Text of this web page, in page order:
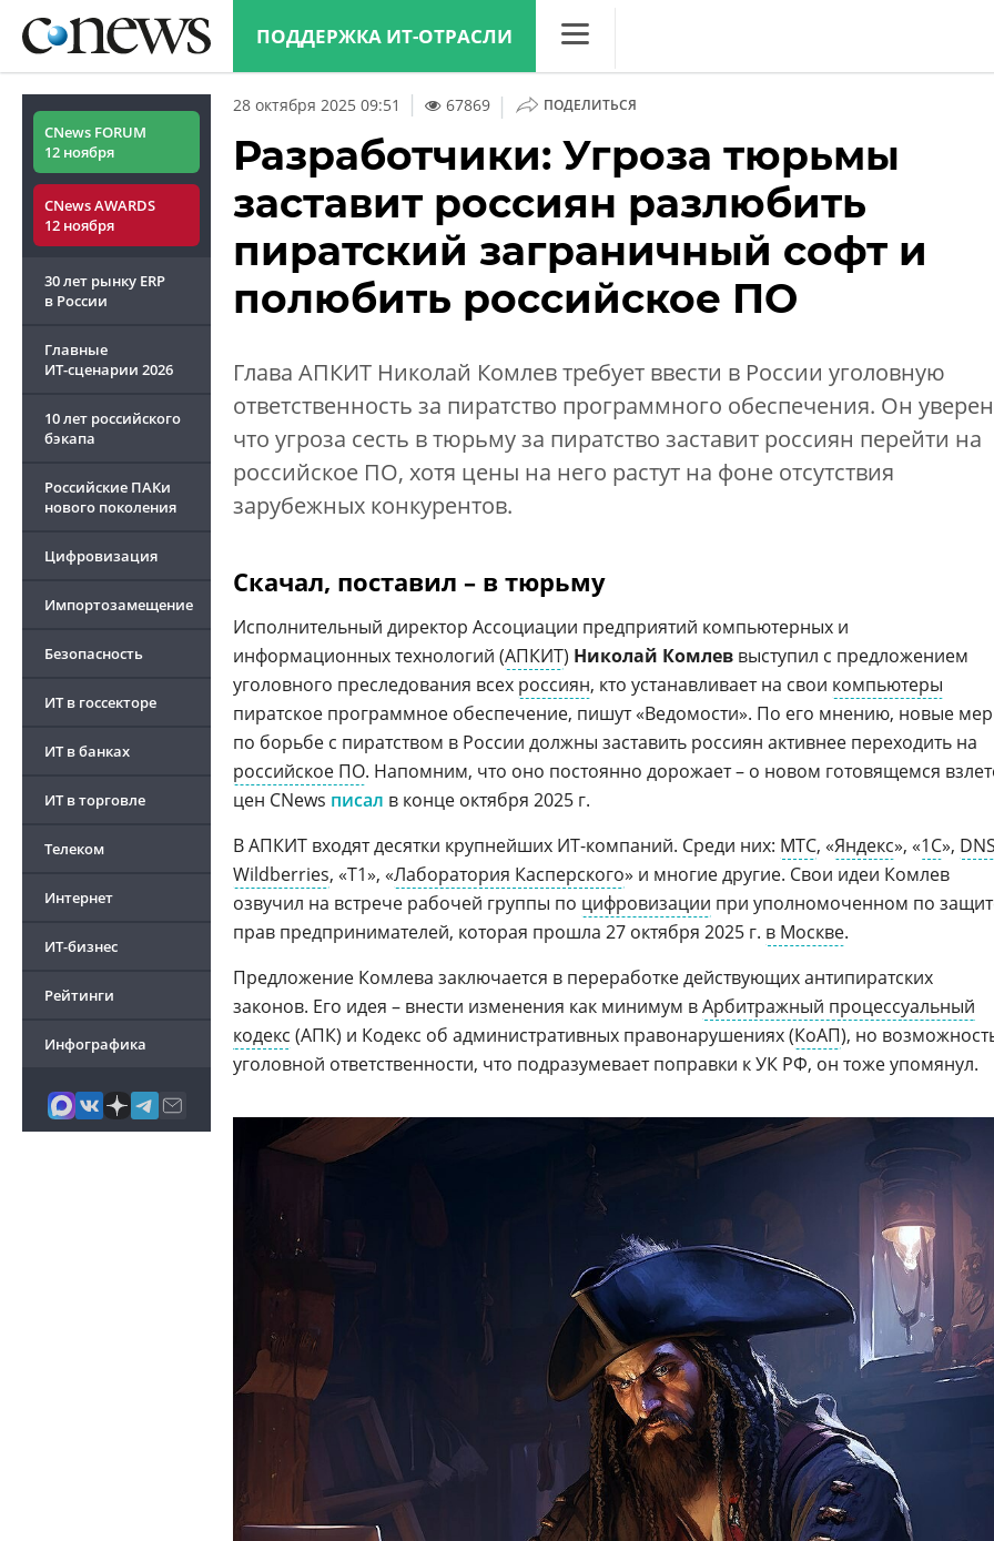
ПОДДЕРЖКА ИТ-ОТРАСЛИ
Конференции
Маркет
Техника
ТВ
CNews FORUM
12 ноября
CNews AWARDS
12 ноября
30 лет рынку ERP
в России
Главные
ИТ-сценарии 2026
10 лет российского
бэкапа
Российские ПАКи
нового поколения
Цифровизация
Импортозамещение
Безопасность
ИТ в госсекторе
ИТ в банках
ИТ в торговле
Телеком
Интернет
ИТ-бизнес
Рейтинги
Инфографика
28 октября 2025 09:51 67869 | ПОДЕЛИТЬСЯ
Разработчики: Угроза тюрьмы
заставит россиян разлюбить
пиратский заграничный софт и
полюбить российское ПО
Глава АПКИТ Николай Комлев требует ввести в России уголовную
ответственность за пиратство программного обеспечения. Он
что угроза сесть в тюрьму за пиратство заставит россиян перейти на
российское ПО, хотя цены на него растут на фоне отсутствия
зарубежных конкурентов.
Скачал, поставил – в тюрьму
Исполнительный директор Ассоциации предприятий компьютерных и
информационных технологий (АПКИТ) Николай Комлев выступил с предложением
уголовного преследования всех россиян, кто устанавливает на свои компьютеры
пиратское программное обеспечение, пишут «Ведомости». По его мнению, новые
по борьбе с пиратством в России должны заставить россиян активнее переходить на
российское ПО. Напомним, что оно постоянно дорожает – о новом готовящемся
цен CNews писал в конце октября 2025 г.
В АПКИТ входят десятки крупнейших ИТ-компаний. Среди них: МТС, «Яндекс», «1С»,
Wildberries, «Т1», «Лаборатория Касперского» и многие другие. Свои идеи Комлев
озвучил на встрече рабочей группы по цифровизации при уполномоченном по
прав предпринимателей, которая прошла 27 октября 2025 г. в Москве.
Предложение Комлева заключается в переработке действующих антипиратских
законов. Его идея – внести изменения как минимум вАрбитражный процессуальный
кодекс (АПК) и Кодекс об административных правонарушениях (КоАП), но
уголовной ответственности, что подразумевает поправки к УК РФ, он тоже упомянул.